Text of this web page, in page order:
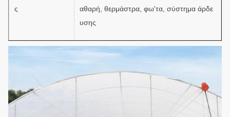
ς
αθαρή, θερμάστρα, φω'τα, σύστημα άρδε
υσης